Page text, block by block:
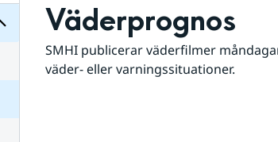
Väderprognos
SMHI publicerar väderfilmer
väder- eller varningssituationer.